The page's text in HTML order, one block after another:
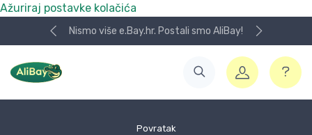
Ažuriraj postavke kolačića
Nismo više e.Bay.hr. Postali smo AliBay!
Povratak